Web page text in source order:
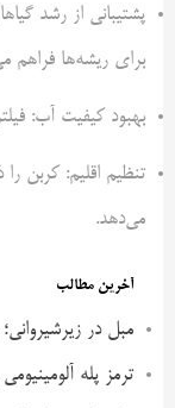
پشتیبانی از رشد
برای ریشه‌ها فراهم
بهبود کیفیت آب:
تنظیم اقلیم: کربن
می‌دهد.
آخرین مطالب
مبل در
ترمز پله